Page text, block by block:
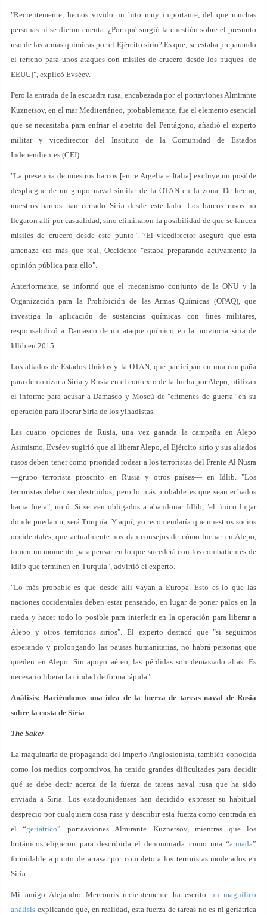
"Recientemente, hemos vivido un hito muy importante, del que muchas
personas ni se dieron cuenta. ¿Por qué surgió la cuestión sobre el presunto
uso de las armas químicas por el Ejército sirio? Es que, se estaba preparando
el terreno para unos ataques con misiles de crucero desde los buques [de
EEUU]", explicó Evséev.
Pero la entrada de la escuadra rusa, encabezada por el portaviones Almirante
Kuznetsov, en el mar Mediterráneo, probablemente, fue el elemento esencial
que se necesitaba para enfriar el apetito del Pentágono, añadió el experto
militar y vicedirector del Instituto de la Comunidad de Estados
Independientes (CEI).
"La presencia de nuestros barcos [entre Argelia e Italia] excluye un posible
despliegue de un grupo naval similar de la OTAN en la zona. De hecho,
nuestros barcos han cerrado Siria desde este lado. Los barcos rusos no
llegaron allí por casualidad, sino eliminaron la posibilidad de que se lancen
misiles de crucero desde este punto". ?El vicedirector aseguró que esta
amenaza era más que real, Occidente "estaba preparando activamente la
opinión pública para ello".
Anteriormente, se informó que el mecanismo conjunto de la ONU y la
Organización para la Prohibición de las Armas Químicas (OPAQ), que
investiga la aplicación de sustancias químicas con fines militares,
responsabilizó a Damasco de un ataque químico en la provincia siria de
Idlib en 2015.
Los aliados de Estados Unidos y la OTAN, que participan en una campaña
para demonizar a Siria y Rusia en el contexto de la lucha por Alepo, utilizan
el informe para acusar a Damasco y Moscú de "crímenes de guerra" en su
operación para liberar Siria de los yihadistas.
Las cuatro opciones de Rusia, una vez ganada la campaña en Alepo
Asimismo, Evséev sugirió que al liberar Alepo, el Ejército sirio y sus aliados
rusos deben tener como prioridad rodear a los terroristas del Frente Al Nusra
—grupo terrorista proscrito en Rusia y otros países— en Idlib. "Los
terroristas deben ser destruidos, pero lo más probable es que sean echados
hacia fuera", notó. Si se ven obligados a abandonar Idlib, "el único lugar
donde puedan ir, será Turquía. Y aquí, yo recomendaría que nuestros socios
occidentales, que actualmente nos dan consejos de cómo luchar en Alepo,
tomen un momento para pensar en lo que sucederá con los combatientes de
Idlib que terminen en Turquía", advirtió el experto.
"Lo más probable es que desde allí vayan a Europa. Esto es lo que las
naciones occidentales deben estar pensando, en lugar de poner palos en la
rueda y hacer todo lo posible para interferir en la operación para liberar a
Alepo y otros territorios sirios". El experto destacó que "si seguimos
esperando y prolongando las pausas humanitarias, no habrá personas que
queden en Alepo. Sin apoyo aéreo, las pérdidas son demasiado altas. Es
necesario liberar la ciudad de forma rápida".
Análisis: Haciéndonos una idea de la fuerza de tareas naval de Rusia
sobre la costa de Siria
The Saker
La maquinaria de propaganda del Imperio Anglosionista, también conocida
como los medios corporativos, ha tenido grandes dificultades para decidir
qué se debe decir acerca de la fuerza de tareas naval rusa que ha sido
enviada a Siria. Los estadounidenses han decidido expresar su habitual
desprecio por cualquiera cosa rusa y describir esta fuerza como centrada en
el “geriátrico” portaaviones Almirante Kuznetsov, mientras que los
británicos eligieron para describirla el denominarla como una “armada”
formidable a punto de arrasar por completo a los terroristas moderados en
Siria.
Mi amigo Alejandro Mercouris recientemente ha escrito un magnífico
análisis explicando que, en realidad, esta fuerza de tareas no es ni geriátrica